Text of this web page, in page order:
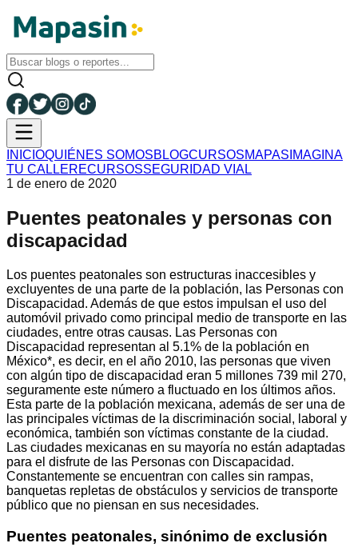
INICIOQUIÉNES SOMOSBLOGCURSOSMAPAS IMAGINA
TU CALLERECURSOSSEGURIDAD VIAL
1 de enero de 2020
Puentes peatonales y personas con
discapacidad
Los puentes peatonales son estructuras inaccesibles y
excluyentes de una parte de la población, las Personas con
Discapacidad. Además de que estos impulsan el uso del
automóvil privado como principal medio de transporte en las
ciudades, entre otras causas. Las Personas con
Discapacidad representan al 5.1% de la población en
México*, es decir, en el año 2010, las personas que viven
con algún tipo de discapacidad eran 5 millones 739 mil 270,
seguramente este número a fluctuado en los últimos años.
Esta parte de la población mexicana, además de ser una de
las principales víctimas de la discriminación social, laboral y
económica, también son víctimas constante de la ciudad.
Las ciudades mexicanas en su mayoría no están adaptadas
para el disfrute de las Personas con Discapacidad.
Constantemente se encuentran con calles sin rampas,
banquetas repletas de obstáculos y servicios de transporte
público que no piensan en sus necesidades.
Puentes peatonales, sinónimo de exclusión